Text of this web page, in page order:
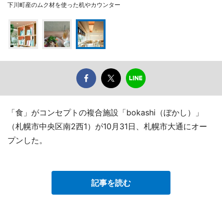
下川町産のムク材を使った机やカウンター
「食」がコンセプトの複合施設「bokashi（ぼかし）」
（札幌市中央区南2西1）が10月31日、札幌市大通にオー
プンした。
記事を読む